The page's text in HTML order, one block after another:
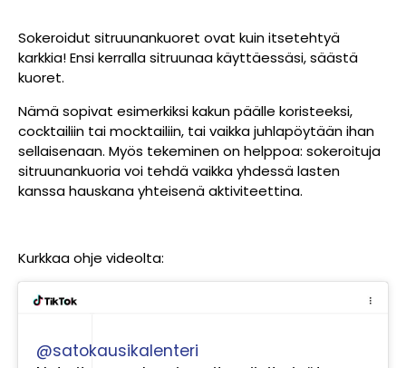
Sokeroidut sitruunankuoret ovat kuin itsetehtyä
karkkia! Ensi kerralla sitruunaa käyttäessäsi, säästä
kuoret.
Nämä sopivat esimerkiksi kakun päälle koristeeksi,
cocktailiin tai mocktailiin, tai vaikka juhlapöytään ihan
sellaisenaan. Myös tekeminen on helppoa: sokeroituja
sitruunankuoria voi tehdä vaikka yhdessä lasten
kanssa hauskana yhteisenä aktiviteettina.
Kurkkaa ohje videolta:
@satokausikalenteri